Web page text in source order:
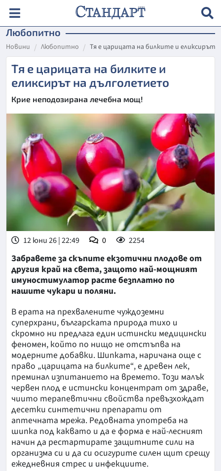
Любопитно
Новини Любопитно Тя е царицата на билките и еликсирът
Тя е царицата на билките и
еликсирът на дълголетието
Крие неподозирана лечебна мощ!
12 юни 26 | 22:49 0 2254
Забравете за скъпите екзотични плодове от
другия край на света, защото най-мощният
имуностимулатор расте безплатно по
нашите чукари и поляни.
В ерата на прехвалените чуждоземни
суперхрани, българската природа тихо и
скромно ни предлага един истински медицински
феномен, който по нищо не отстъпва на
модерните добавки. Шипката, наричана още с
право „царицата на билките“, е древен лек,
преминал изпитанието на времето. Този малък
червен плод е истински концентрат от здраве,
чиито терапевтични свойства превъзхождат
десетки синтетични препарати от
аптечната мрежа. Редовната употреба на
шипка под каквато и да е форма е най-лесният
начин да рестартирате защитните сили на
организма си и да си осигурите силен щит срещу
ежедневния стрес и инфекциите.